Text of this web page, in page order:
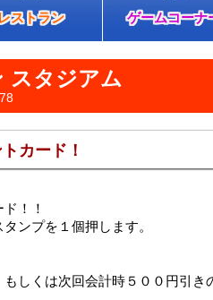
ストラン ゲームコーナ
スタジアム
カード！
！！
ンプを１個押します。
しくは次回会計時５００円引き